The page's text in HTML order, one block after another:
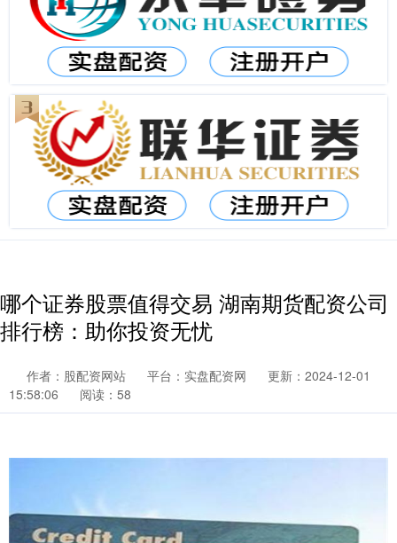
哪个证券股票值得交易 湖南期货配资公司
排行榜：助你投资无忧
作者：股配资网站 平台：实盘配资网
更新：2024-12-01
15:58:06
阅读：58